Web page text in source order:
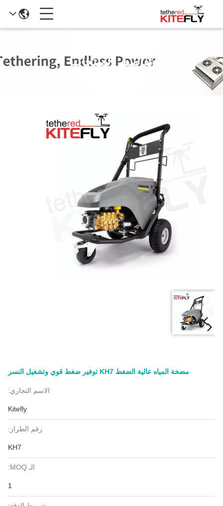
تفاصيل المنتجات
مضخة المياه عالية الضغط KH7 توفير ضغط قوي وتشغيل النسر
الاسم التجاري:
Kitefly
رقم الطراز:
KH7
الـ MOQ:
1